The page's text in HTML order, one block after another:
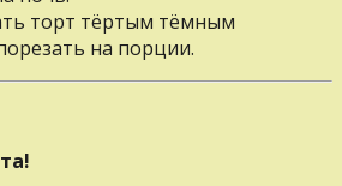
торт тёртым тёмным
на порции.